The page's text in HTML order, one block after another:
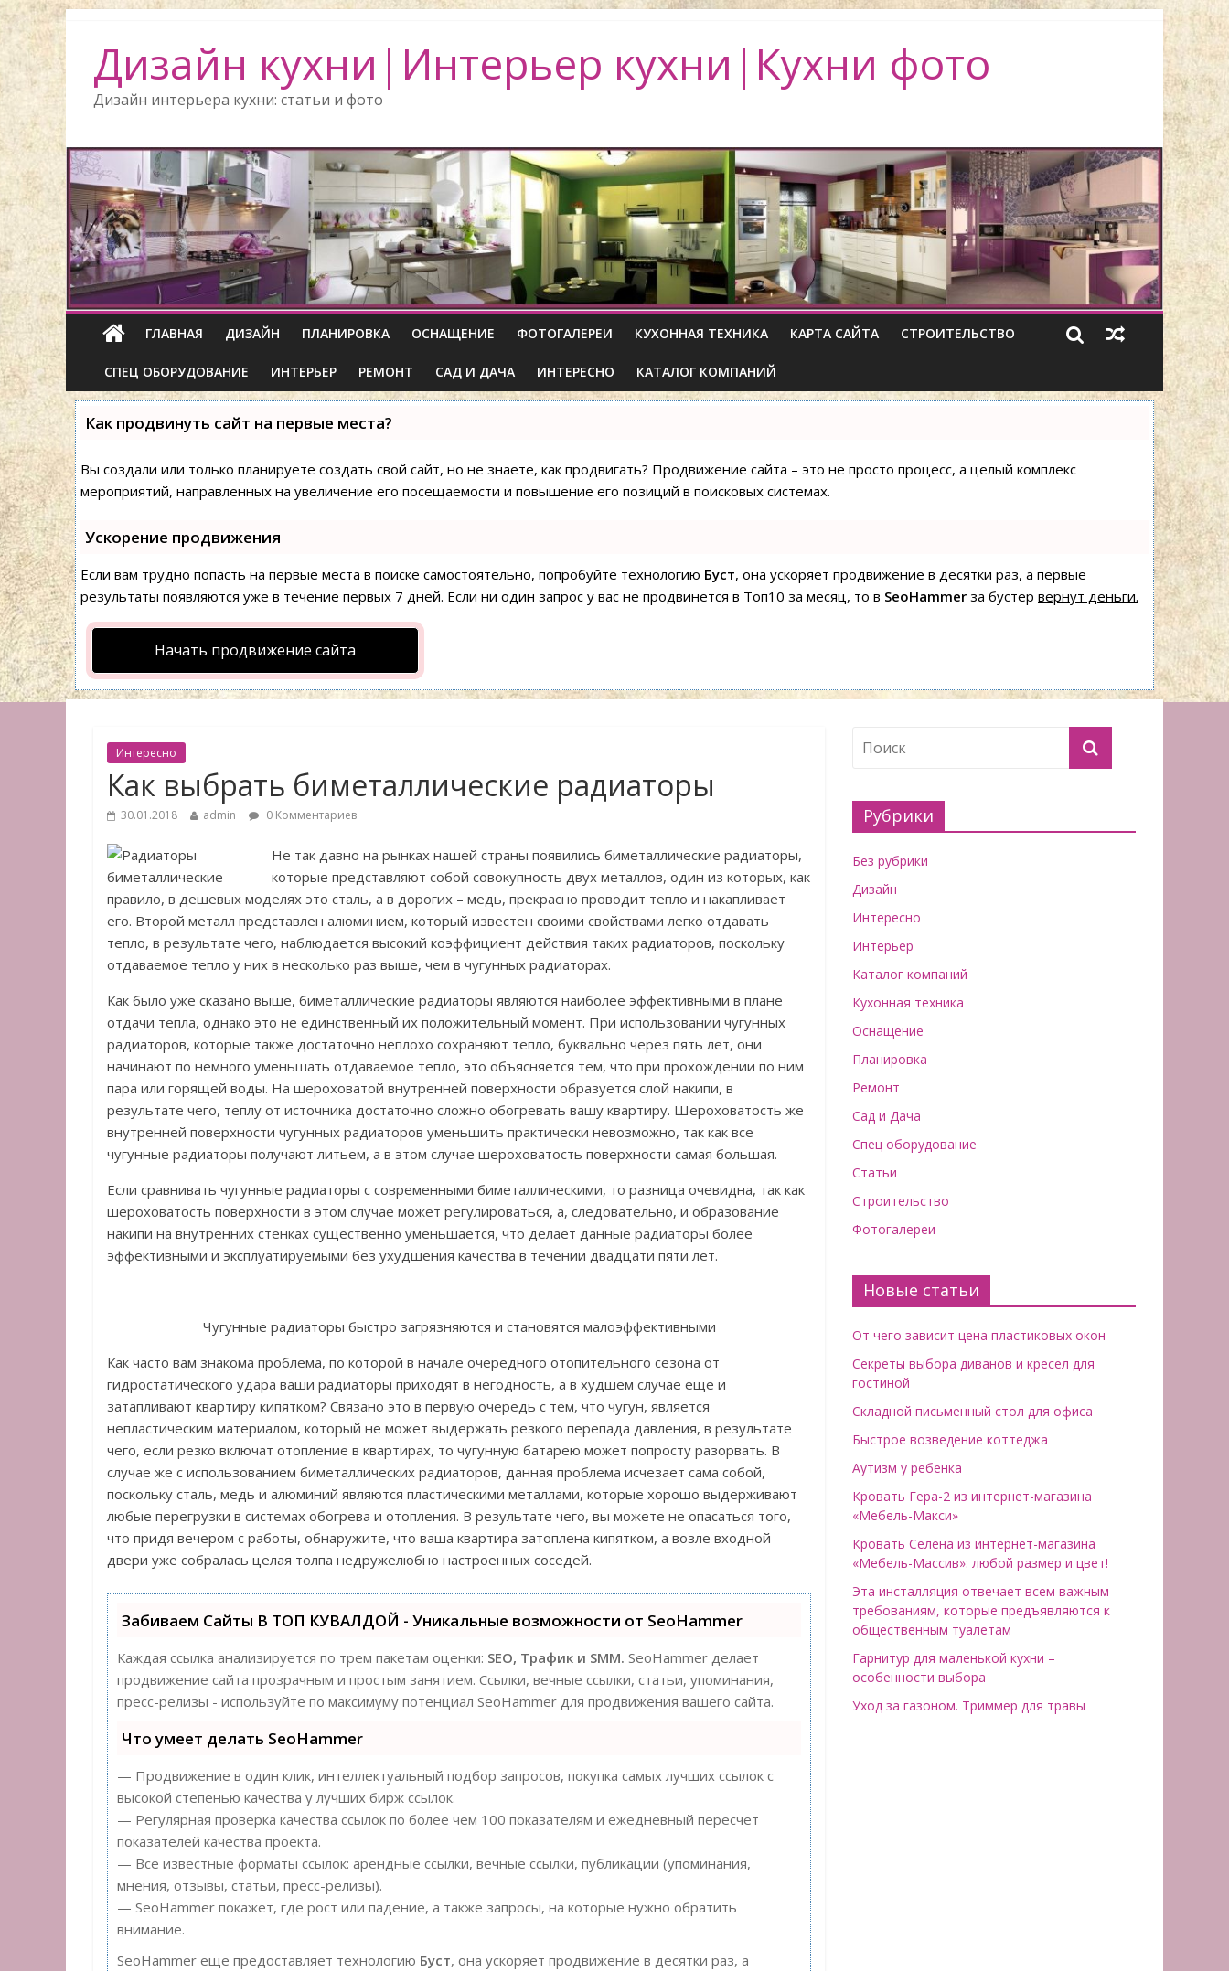
Дизайн кухни|Интерьер кухни|Кухни фото
Дизайн интерьера кухни: статьи и фото
ГЛАВНАЯ ДИЗАЙН ПЛАНИРОВКА ОСНАЩЕНИЕ ФОТОГАЛЕРЕИ КУХОННАЯ ТЕХНИКА КАРТА САЙТА СТРОИТЕЛЬСТВО
СПЕЦ ОБОРУДОВАНИЕ ИНТЕРЬЕР РЕМОНТ САД И ДАЧА ИНТЕРЕСНО КАТАЛОГ КОМПАНИЙ
Как продвинуть сайт на первые места?
Вы создали или только планируете создать свой сайт, но не знаете, как продвигать? Продвижение сайта – это не просто процесс, а целый комплекс
мероприятий, направленных на увеличение его посещаемости и повышение его позиций в поисковых системах.
Ускорение продвижения
Если вам трудно попасть на первые места в поиске самостоятельно, попробуйте технологию Буст, она ускоряет продвижение в десятки раз, а первые
результаты появляются уже в течение первых 7 дней. Если ни один запрос у вас не продвинется в Топ10 за месяц, то в SeoHammer за бустер вернут деньги.
Начать продвижение сайта
Интересно
Как выбрать биметаллические радиаторы
30.01.2018 admin 0 Комментариев
Не так давно на рынках нашей страны появились биметаллические радиаторы,
которые представляют собой совокупность двух металлов, один из которых, как
правило, в дешевых моделях это сталь, а в дорогих – медь, прекрасно проводит тепло и накапливает
его. Второй металл представлен алюминием, который известен своими свойствами легко отдавать
тепло, в результате чего, наблюдается высокий коэффициент действия таких радиаторов, поскольку
отдаваемое тепло у них в несколько раз выше, чем в чугунных радиаторах.
Как было уже сказано выше, биметаллические радиаторы являются наиболее эффективными в плане
отдачи тепла, однако это не единственный их положительный момент. При использовании чугунных
радиаторов, которые также достаточно неплохо сохраняют тепло, буквально через пять лет, они
начинают по немного уменьшать отдаваемое тепло, это объясняется тем, что при прохождении по ним
пара или горящей воды. На шероховатой внутренней поверхности образуется слой накипи, в
результате чего, теплу от источника достаточно сложно обогревать вашу квартиру. Шероховатость же
внутренней поверхности чугунных радиаторов уменьшить практически невозможно, так как все
чугунные радиаторы получают литьем, а в этом случае шероховатость поверхности самая большая.
Если сравнивать чугунные радиаторы с современными биметаллическими, то разница очевидна, так как
шероховатость поверхности в этом случае может регулироваться, а, следовательно, и образование
накипи на внутренних стенках существенно уменьшается, что делает данные радиаторы более
эффективными и эксплуатируемыми без ухудшения качества в течении двадцати пяти лет.
Чугунные радиаторы быстро загрязняются и становятся малоэффективными
Как часто вам знакома проблема, по которой в начале очередного отопительного сезона от
гидростатического удара ваши радиаторы приходят в негодность, а в худшем случае еще и
затапливают квартиру кипятком? Связано это в первую очередь с тем, что чугун, является
непластическим материалом, который не может выдержать резкого перепада давления, в результате
чего, если резко включат отопление в квартирах, то чугунную батарею может попросту разорвать. В
случае же с использованием биметаллических радиаторов, данная проблема исчезает сама собой,
поскольку сталь, медь и алюминий являются пластическими металлами, которые хорошо выдерживают
любые перегрузки в системах обогрева и отопления. В результате чего, вы можете не опасаться того,
что придя вечером с работы, обнаружите, что ваша квартира затоплена кипятком, а возле входной
двери уже собралась целая толпа недружелюбно настроенных соседей.
Забиваем Сайты В ТОП КУВАЛДОЙ - Уникальные возможности от SeoHammer
Каждая ссылка анализируется по трем пакетам оценки: SEO, Трафик и SMM. SeoHammer делает
продвижение сайта прозрачным и простым занятием. Ссылки, вечные ссылки, статьи, упоминания,
пресс-релизы - используйте по максимуму потенциал SeoHammer для продвижения вашего сайта.
Что умеет делать SeoHammer
— Продвижение в один клик, интеллектуальный подбор запросов, покупка самых лучших ссылок с
высокой степенью качества у лучших бирж ссылок.
— Регулярная проверка качества ссылок по более чем 100 показателям и ежедневный пересчет
показателей качества проекта.
— Все известные форматы ссылок: арендные ссылки, вечные ссылки, публикации (упоминания,
мнения, отзывы, статьи, пресс-релизы).
— SeoHammer покажет, где рост или падение, а также запросы, на которые нужно обратить
внимание.
SeoHammer еще предоставляет технологию Буст, она ускоряет продвижение в десятки раз, а
Рубрики
Без рубрики
Дизайн
Интересно
Интерьер
Каталог компаний
Кухонная техника
Оснащение
Планировка
Ремонт
Сад и Дача
Спец оборудование
Статьи
Строительство
Фотогалереи
Новые статьи
От чего зависит цена пластиковых окон
Секреты выбора диванов и кресел для
гостиной
Складной письменный стол для офиса
Быстрое возведение коттеджа
Аутизм у ребенка
Кровать Гера-2 из интернет-магазина
«Мебель-Макси»
Кровать Селена из интернет-магазина
«Мебель-Массив»: любой размер и цвет!
Эта инсталляция отвечает всем важным
требованиям, которые предъявляются к
общественным туалетам
Гарнитур для маленькой кухни –
особенности выбора
Уход за газоном. Триммер для травы